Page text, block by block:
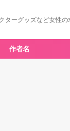
ターグッズなど女性
作者名